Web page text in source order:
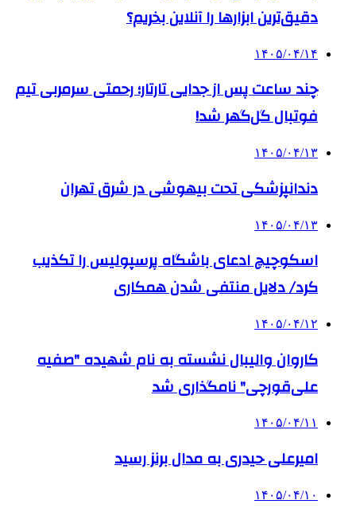
دقیق‌ترین ابزارها را آنلاین بخریم؟
۱۴۰۵/۰۴/۱۴
چند ساعت پس از جدایی تارتار؛ رحمتی سرمربی تیم
فوتبال گل‌گهر شد!
۱۴۰۵/۰۴/۱۳
دندانپزشکی تحت بیهوشی در شرق تهران
۱۴۰۵/۰۴/۱۳
اسکوچیچ ادعای باشگاه پرسپولیس را تکذیب
کرد/ دلایل منتفی شدن همکاری
۱۴۰۵/۰۴/۱۲
کاروان والیبال نشسته به نام شهیده "صفیه
علی‌قورچی" نامگذاری شد
۱۴۰۵/۰۴/۱۱
امیرعلی حیدری به مدال برنز رسید
۱۴۰۵/۰۴/۱۰